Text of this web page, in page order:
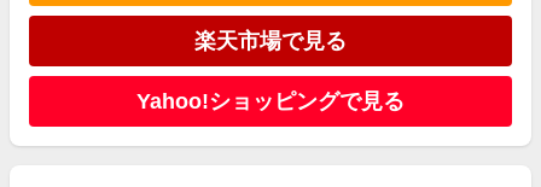
楽天市場で見る
Yahoo!ショッピングで見る